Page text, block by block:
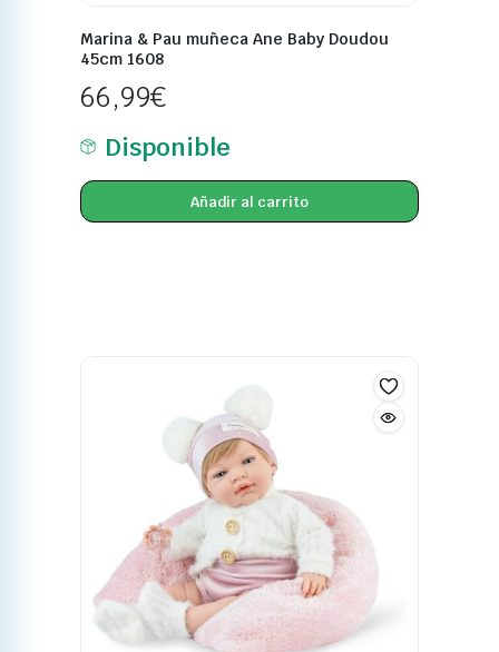
Marina & Pau muñeca Ane Baby Doudou
45cm 1608
66,99€
Disponible
Añadir al carrito